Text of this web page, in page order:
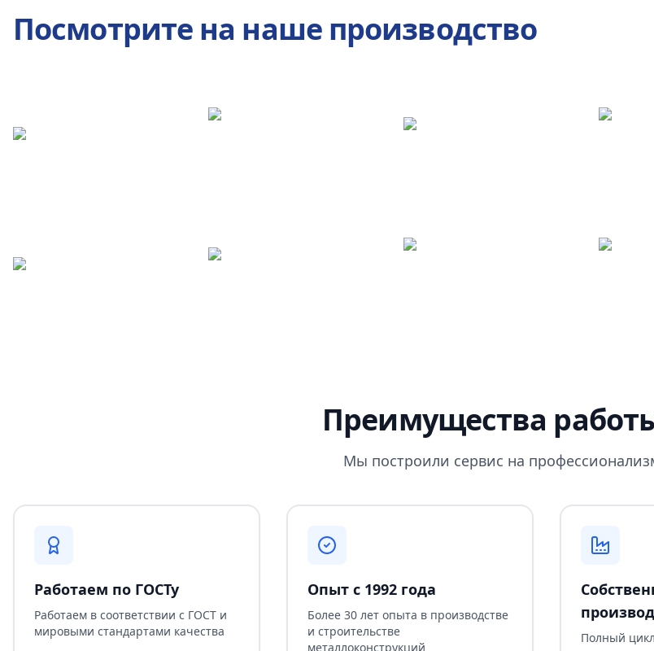
Посмотрите на наше производство
Преимущества
Мы построили сервис на
Работаем по ГОСТу
Работаем в соответствии с ГОСТ и
мировыми стандартами качества
Опыт с 1992 года
Более 30 лет опыта в производстве
и строительстве
металлоконструкций
Полный